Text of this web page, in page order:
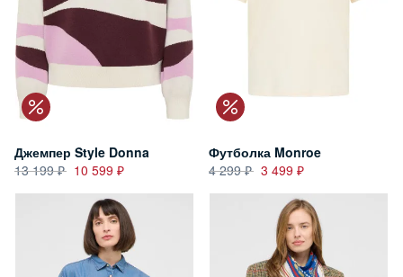
Джемпер Style Donna
13 199
10 599
Футболка Monroe
4 299
3 499